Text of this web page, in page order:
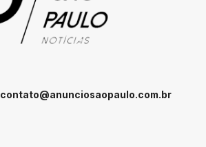
contato@anunciosaopaulo.com.br